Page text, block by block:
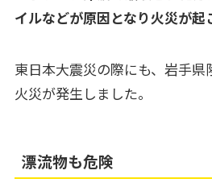
イルなどが原因となり火災が起
東日本大震災の際にも、岩手
火災が発生しました。
漂流物も危険